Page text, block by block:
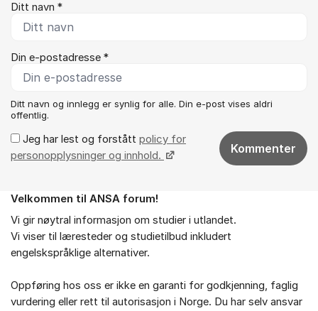
Ditt navn *
Din e-postadresse *
Ditt navn og innlegg er synlig for alle. Din e-post vises aldri
offentlig.
Jeg har lest og forstått policy for
personopplysninger og innhold.
Kommenter
Om forumet
Velkommen til ANSA forum!
Vi gir nøytral informasjon om studier i utlandet.
Vi viser til læresteder og studietilbud inkludert
engelskspråklige alternativer.
Oppføring hos oss er ikke en garanti for godkjenning, faglig
vurdering eller rett til autorisasjon i Norge. Du har selv ansvar